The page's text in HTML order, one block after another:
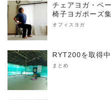
チェアヨガ・ベ
椅子ヨガポーズ集
オフィスヨガ
RYT200を取得
まとめ